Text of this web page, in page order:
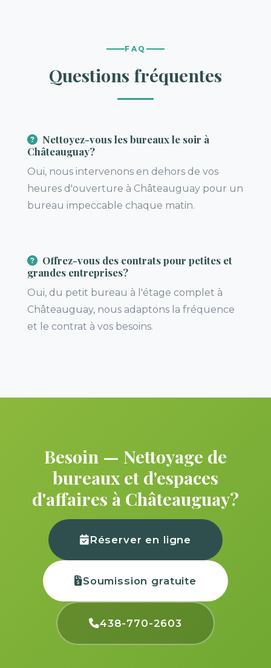
FAQ
Questions fréquentes
Nettoyez-vous les bureaux le soir à
Châteauguay?
Oui, nous intervenons en dehors de vos
heures d'ouverture à Châteauguay pour un
bureau impeccable chaque matin.
Offrez-vous des contrats pour petites et
grandes entreprises?
Oui, du petit bureau à l'étage complet à
Châteauguay, nous adaptons la fréquence
et le contrat à vos besoins.
Besoin — Nettoyage de
bureaux et d'espaces
d'affaires à Châteauguay?
Réserver en ligne
Soumission gratuite
438-770-2603